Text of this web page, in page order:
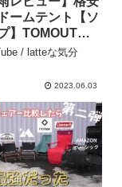
ームテント【ソ
】TOMOUTツ
ーム – latteな気
/ latteな気分
2023.06.03